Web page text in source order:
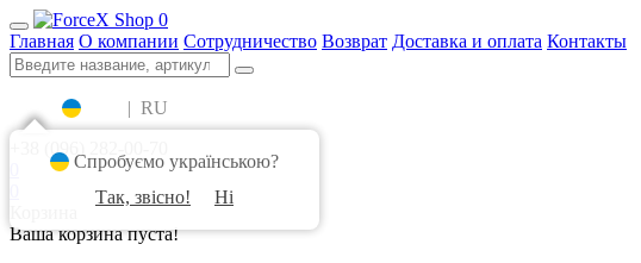
0
Главная О компании Сотрудничество Возврат Доставка и оплата Контакты
| RU
+38 (096) 282-00-70
Ваша корзина пуста!
Спробуємо українською?
Так, звісно!
Ні